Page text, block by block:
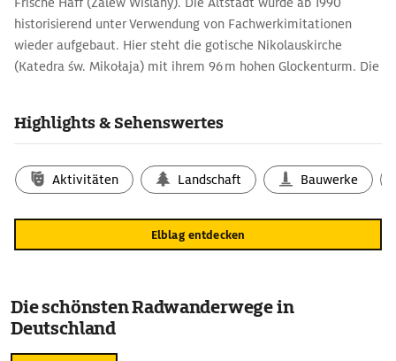
historisierend unter Verwendung von Fachwerkimitationen
wieder aufgebaut. Hier steht die gotische Nikolauskirche
(Katedra św. Mikołaja) mit ihrem 96 m hohen Glockenturm. Die
Drużno) und Oberländischen Kanal (Kanał Elbląski) nach
Highlights & Sehenswertes
Aktivitäten Landschaft Bauwerke
Elblag entdecken
Die schönsten Radwanderwege in
Deutschland